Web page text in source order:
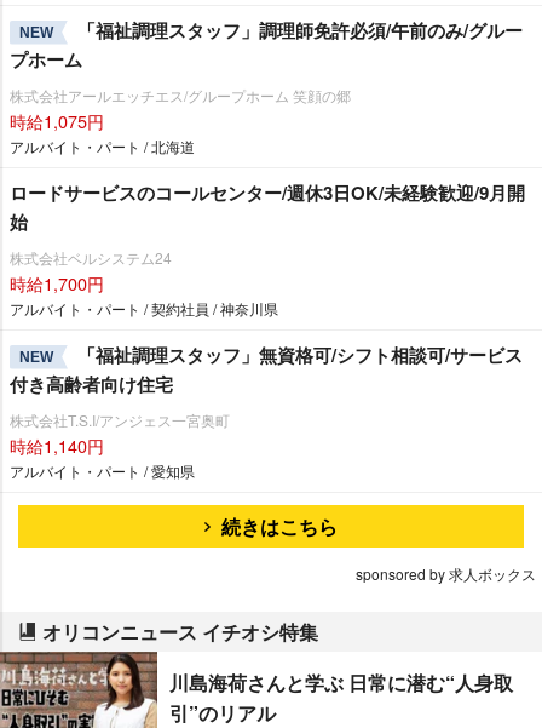
NEW
「福祉調理スタッフ」調理師免許必須/午前のみ/グルー
プホーム
株式会社アールエッチエス/グループホーム 笑顔の郷
時給1,075円
アルバイト・パート / 北海道
ロードサービスのコールセンター/週休3日OK/未経験歓迎/9月開
始
株式会社ベルシステム24
時給1,700円
アルバイト・パート / 契約社員 / 神奈川県
NEW
「福祉調理スタッフ」無資格可/シフト相談可/サービス
付き高齢者向け住宅
株式会社T.S.I/アンジェス一宮奥町
時給1,140円
アルバイト・パート / 愛知県
続きはこちら
sponsored by 求人ボックス
オリコンニュース イチオシ特集
川島海荷さんと学ぶ 日常に潜む“人身取
引”のリアル